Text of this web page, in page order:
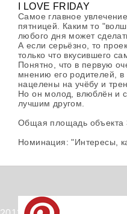
I LOVE FRIDAY
Самое главное
пятницей. Каким то
любого дня может
А если серьёзно, то
только что вкусившего
Понятно, что в первую
мнению его родителей,
нацелены на учёбу и
Но он молод, влюблён и
лучшим другом.
Общая площадь объекта
Номинация: "Интересы,